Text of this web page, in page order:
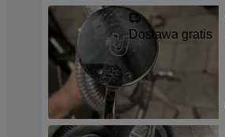
Dostawa gratis